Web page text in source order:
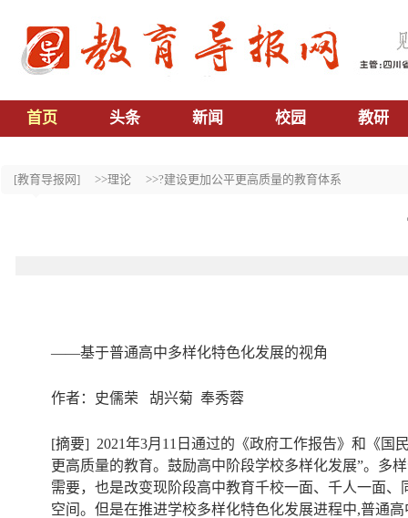
首页 头条 新闻 校园 教研
[教育导报网] >>理论 >>?建设更加公平更高质量的教育体系
——基于普通高中多样化特色化发展的视角
作者：史儒荣 胡兴菊 奉秀蓉
[摘要] 2021年3月11日通过的《政府工作报告》和《国
更高质量的教育。鼓励高中阶段学校多样化发展”。多
需要，也是改变现阶段高中教育千校一面、千人一面
空间。但是在推进学校多样化特色化发展进程中,普通